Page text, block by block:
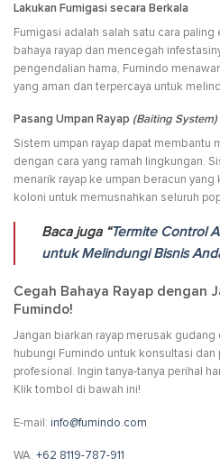
Lakukan Fumigasi secara Berkala
Fumigasi adalah salah satu cara
bahaya rayap dan mencegah
pengendalian hama, Fumindo
yang aman dan terpercaya untuk
Pasang Umpan Rayap (Baiting System)
Sistem umpan rayap dapat membantu
dengan cara yang ramah lingkungan.
menarik rayap ke umpan beracun
koloni untuk memusnahkan seluruh
Baca juga “Termite Control
untuk Melindungi Bisnis
Cegah Bahaya Rayap dengan
Fumindo!
Jangan biarkan rayap merusak
hubungi Fumindo untuk konsultasi
profesional. Ingin tanya-tanya perihal
Klik tombol di bawah ini!
E-mail: info@fumindo.com
WA: +62 8119-787-911